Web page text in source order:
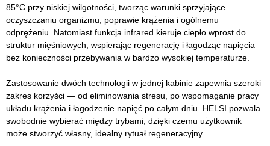
85°C przy niskiej wilgotności, tworząc warunki sprzyjające
oczyszczaniu organizmu, poprawie krążenia i ogólnemu
odprężeniu. Natomiast funkcja infrared kieruje ciepło wprost do
struktur mięśniowych, wspierając regenerację i łagodząc napięcia
bez konieczności przebywania w bardzo wysokiej temperaturze.
Zastosowanie dwóch technologii w jednej kabinie zapewnia szeroki
zakres korzyści — od eliminowania stresu, po wspomaganie pracy
układu krążenia i łagodzenie napięć po całym dniu. HELSI pozwala
swobodnie wybierać między trybami, dzięki czemu użytkownik
może stworzyć własny, idealny rytuał regeneracyjny.